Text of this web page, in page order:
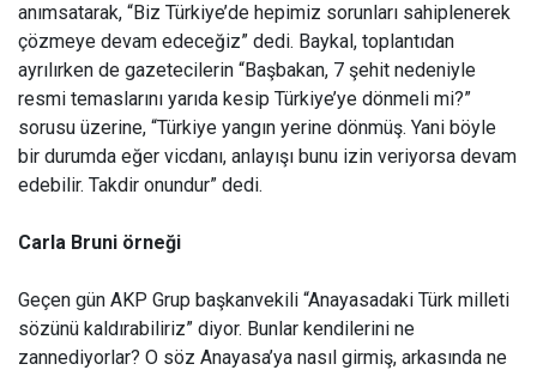
anımsatarak, “Biz Türkiye’de hepimiz sorunları sahiplenerek
çözmeye devam edeceğiz” dedi. Baykal, toplantıdan
ayrılırken de gazetecilerin “Başbakan, 7 şehit nedeniyle
resmi temaslarını yarıda kesip Türkiye’ye dönmeli mi?”
sorusu üzerine, “Türkiye yangın yerine dönmüş. Yani böyle
bir durumda eğer vicdanı, anlayışı bunu izin veriyorsa devam
edebilir. Takdir onundur” dedi.
Carla Bruni örneği
Geçen gün AKP Grup başkanvekili “Anayasadaki Türk milleti
sözünü kaldırabiliriz” diyor. Bunlar kendilerini ne
zannediyorlar? O söz Anayasa’ya nasıl girmiş, arkasında ne